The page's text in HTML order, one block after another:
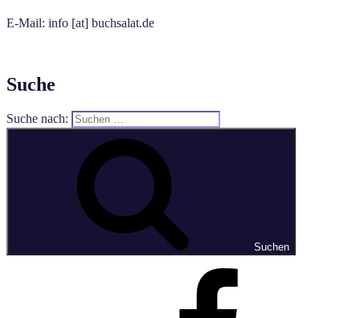
E-Mail: info [at] buchsalat.de
Suche
Suche nach:
Suchen